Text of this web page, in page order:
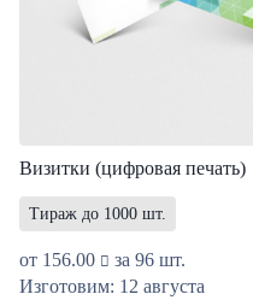
Визитки (цифровая печать)
Тираж до 1000 шт.
от 156.00
за 96 шт.
Изготовим: 12 августа